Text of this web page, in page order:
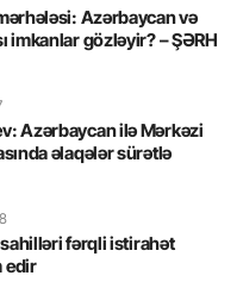
Azərbaycan və
imkanlar gözləyir? – ŞƏRH
Azərbaycan ilə Mərkəzi
əlaqələr sürətlə
fərqli istirahət
edir